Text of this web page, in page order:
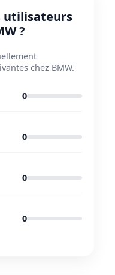
utilisateurs
?
chez BMW.
0
0
0
0